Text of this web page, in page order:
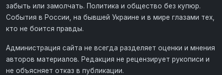
забыть или замолчать. Политика и общество без купюр.
События в России, на бывшей Украине и в мире глазами тех,
кто не боится правды.
Администрация сайта не всегда разделяет оценки и мнения
авторов материалов. Редакция не рецензирует рукописи и
не объясняет отказ в публикации.